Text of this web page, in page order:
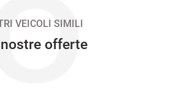
VEICOLI SIMILI
nostre offerte